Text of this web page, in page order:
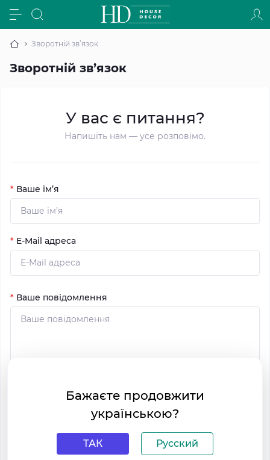
Зворотній зв’язок
Зворотній зв’язок
У вас є питання?
Напишіть нам — усе розповімо.
* Ваше ім’я
* E-Mail адреса
* Ваше повідомлення
Бажаєте продовжити
українською?
ТАК Русский